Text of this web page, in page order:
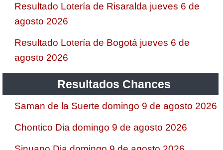
Resultado Lotería de Risaralda jueves 6 de
agosto 2026
Resultado Lotería de Bogotá jueves 6 de
agosto 2026
Resultados Chances
Saman de la Suerte domingo 9 de agosto 2026
Chontico Dia domingo 9 de agosto 2026